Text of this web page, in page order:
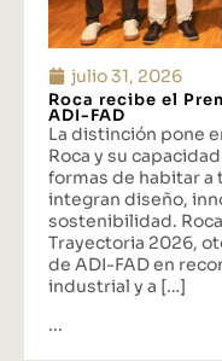
julio 31, 2026
Roca recibe el
ADI-FAD
La distinción pone
Roca y su
formas de habitar a
integran diseño,
sostenibilidad.
Trayectoria 2026,
de ADI-FAD en
industrial y a […]
...